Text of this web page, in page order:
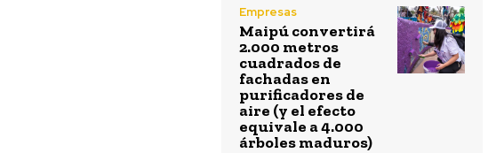
Empresas
Maipú convertirá
2.000 metros
cuadrados de
fachadas en
purificadores de
aire (y el efecto
equivale a 4.000
árboles maduros)